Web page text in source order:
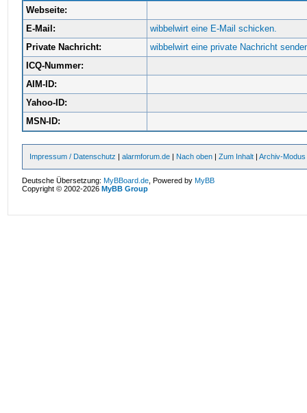
Webseite:
E-Mail:
wibbelwirt eine E-Mail schicken.
Private Nachricht:
wibbelwirt eine private Nachricht
ICQ-Nummer:
AIM-ID:
Yahoo-ID:
MSN-ID:
Impressum / Datenschutz |alarmforum.de | Nach oben |Zum Inhalt |Archiv-Modus
Deutsche Übersetzung:MyBBoard.de , Powered byMyBB
Copyright © 2002-2026MyBB Group